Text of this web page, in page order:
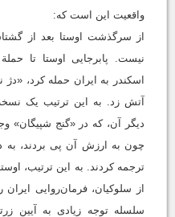
واقعیت این است که:
از سرگذشت اوستا بعد از
نیست. پابرجایی اوستا تا
اسکندر به ایران حمله کرد،
آتش زد. به این ترتیب یک
دیگر آن، که در «گنج شپیگان»
چون به ارزش آن پی بردند، به
ترجمه کردند. به این ترتیب،
از سلوکیان، فرمان‌روایی
سلسله توجه زیادی به آیین